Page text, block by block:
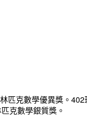
匹克數學優異獎。
克數學銀質獎。